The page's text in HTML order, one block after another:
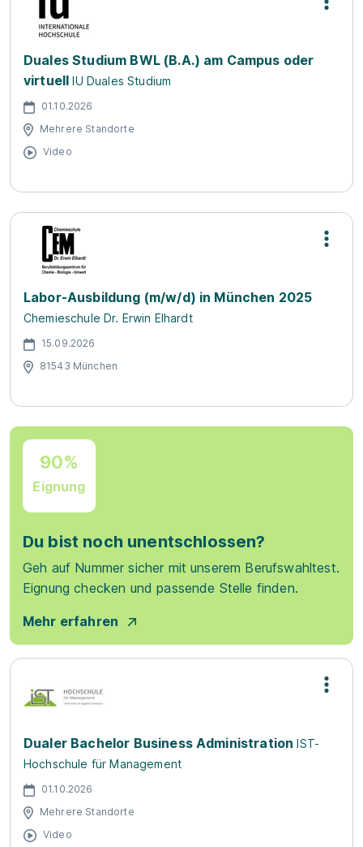
Duales Studium BWL (B.A.) am Campus oder
virtuell IU Duales Studium
01.10.2026
Mehrere Standorte
Video
Labor-Ausbildung (m/w/d) in München 2025
Chemieschule Dr. Erwin Elhardt
15.09.2026
81543 München
90%
Eignung
Du bist noch unentschlossen?
Geh auf Nummer sicher mit unserem Berufswahltest.
Eignung checken und passende Stelle finden.
Mehr erfahren
Dualer Bachelor Business Administration IST-
Hochschule für Management
01.10.2026
Mehrere Standorte
Video